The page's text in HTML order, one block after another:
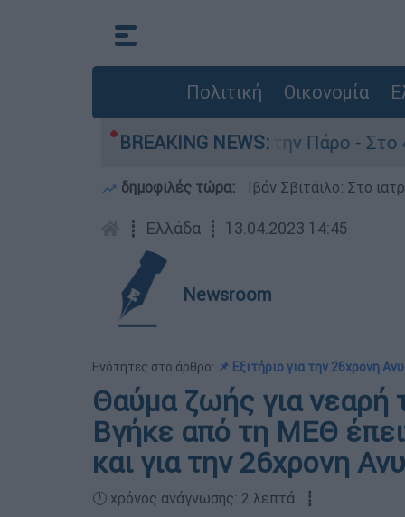
Πολιτική Οικονομία
BREAKING NEWS:
του 4χρονου στην Πάρο - Στο
δημοφιλές τώρα: Ιβάν Σβιτάιλο: Στο
┋ Ελλάδα ┋ 13.04.2023 14:45
Newsroom
Ενότητες στο άρθρο: 📌 Εξιτήριο για την 26χρονη
Θαύμα ζωής για νεαρή
Βγήκε από τη ΜΕΘ
και για την 26χρονη
🕛 χρόνος ανάγνωσης: 2 λεπτά ┋